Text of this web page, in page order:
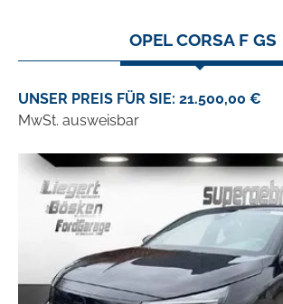
OPEL CORSA F GS
UNSER PREIS FÜR SIE: 21.500,00 €
MwSt. ausweisbar